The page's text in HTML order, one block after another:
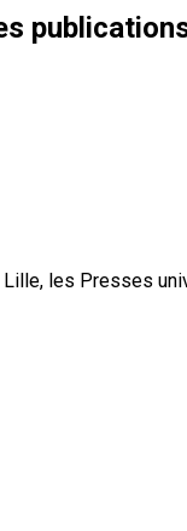
les Presses